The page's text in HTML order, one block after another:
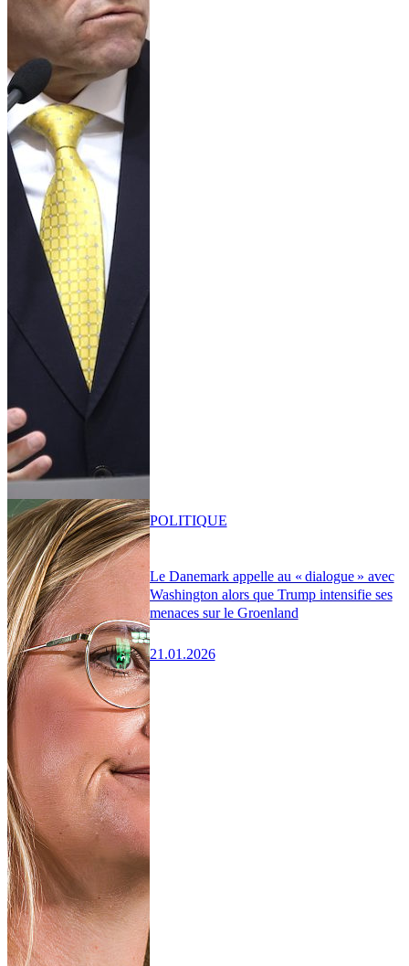
Le Danemark appelle au « dialogue » avec
Washington alors que Trump intensifie ses
menaces sur le Groenland
21.01.2026
POLITIQUE